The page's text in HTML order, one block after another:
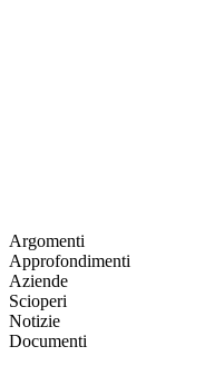
Argomenti
Approfondimenti
Aziende
Scioperi
Notizie
Documenti